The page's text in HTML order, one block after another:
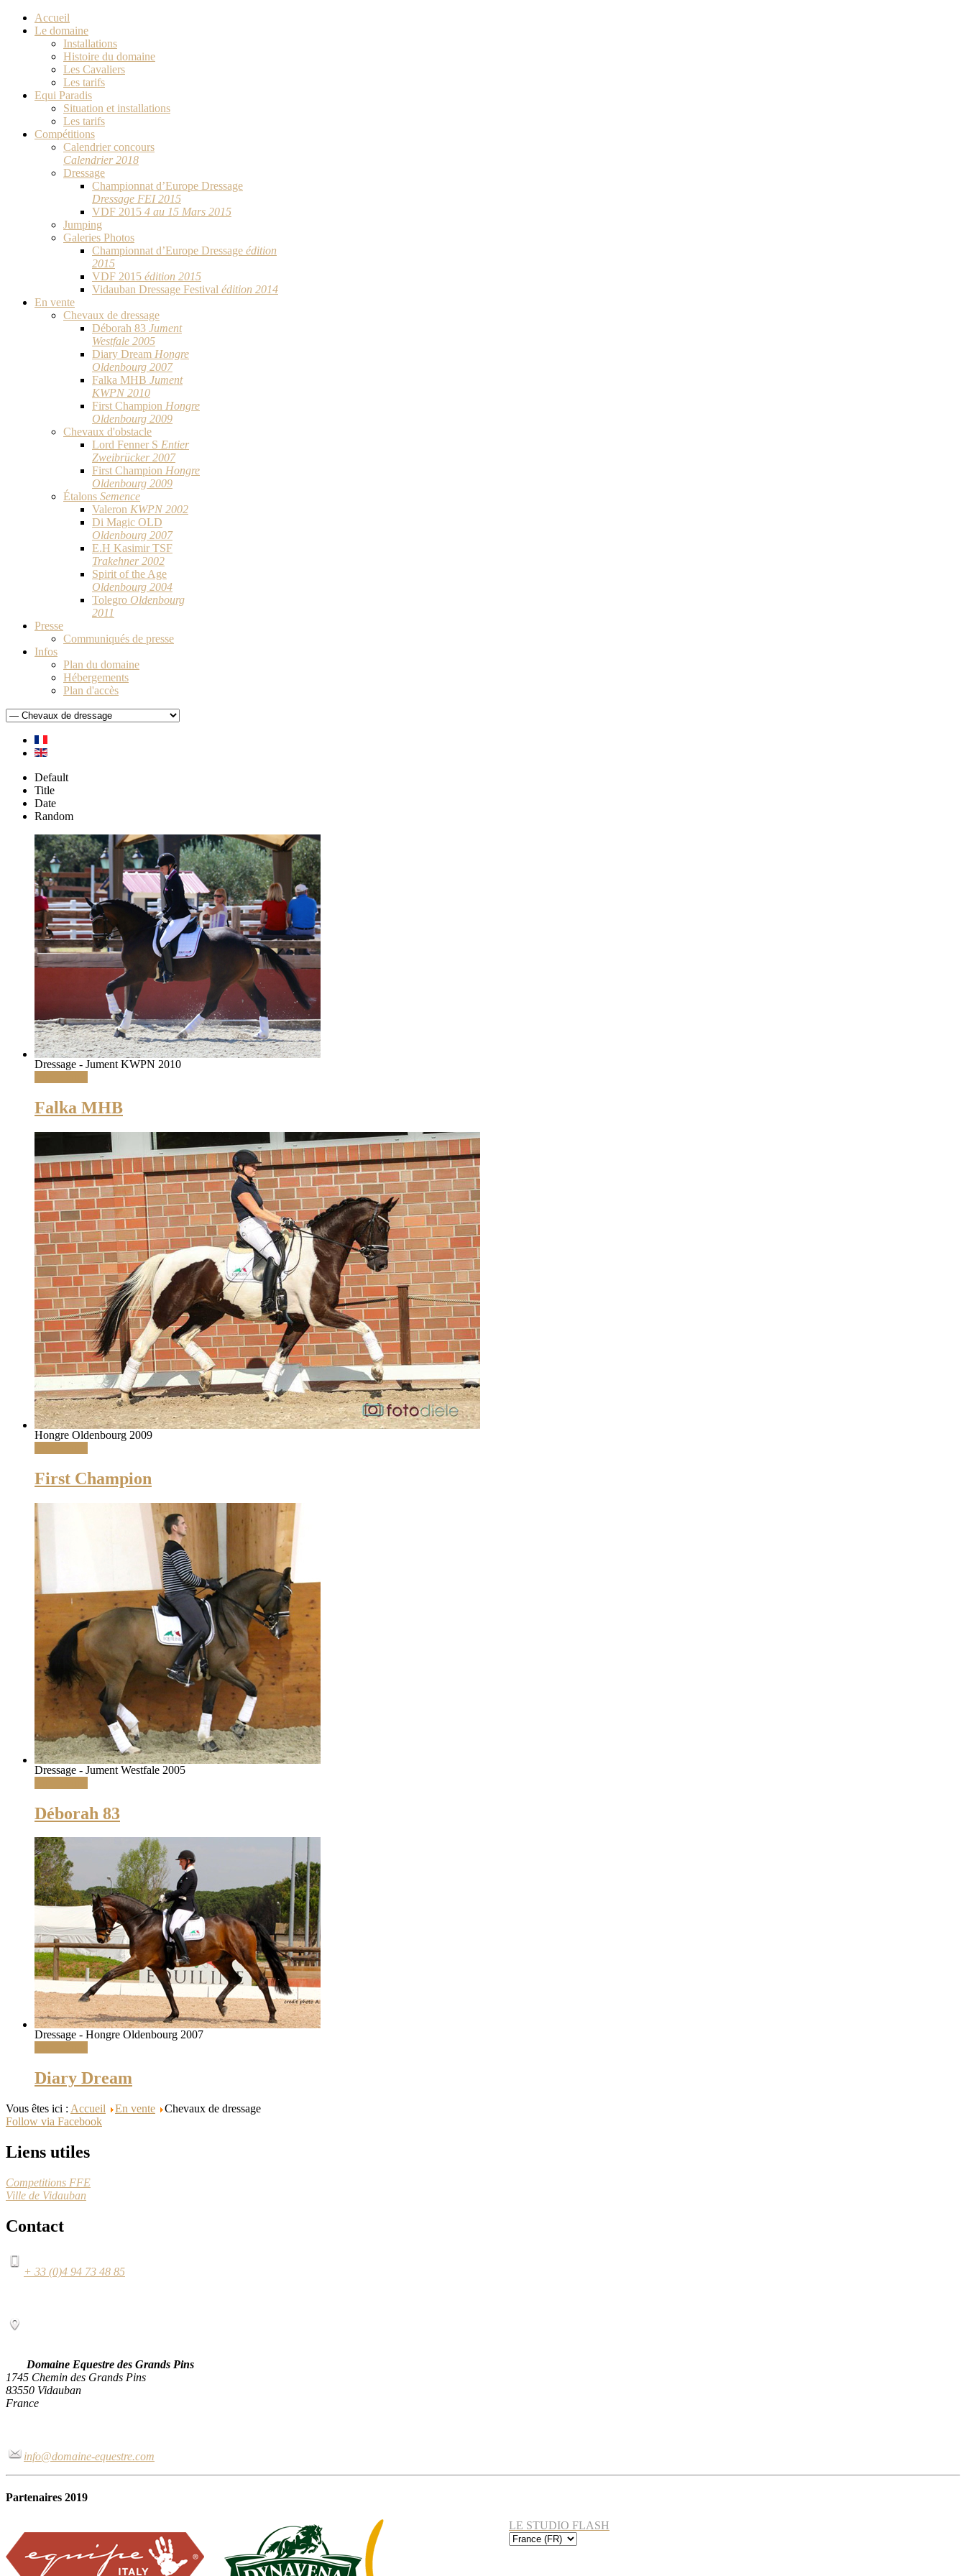
Accueil
Le domaine
Installations
Histoire du domaine
Les Cavaliers
Les tarifs
Equi Paradis
Situation et installations
Les tarifs
Compétitions
Calendrier concours
Calendrier 2018
Dressage
Championnat d’Europe Dressage
Dressage FEI 2015
VDF 2015 4 au 15 Mars 2015
Jumping
Galeries Photos
Championnat d’Europe Dressage édition
2015
VDF 2015 édition 2015
Vidauban Dressage Festival édition 2014
En vente
Chevaux de dressage
Déborah 83 Jument
Westfale 2005
Diary Dream Hongre
Oldenbourg 2007
Falka MHB Jument
KWPN 2010
First Champion Hongre
Oldenbourg 2009
Chevaux d'obstacle
Lord Fenner S Entier
Zweibrücker 2007
First Champion Hongre
Oldenbourg 2009
Étalons Semence
Valeron KWPN 2002
Di Magic OLD
Oldenbourg 2007
E.H Kasimir TSF
Trakehner 2002
Spirit of the Age
Oldenbourg 2004
Tolegro Oldenbourg
2011
Presse
Communiqués de presse
Infos
Plan du domaine
Hébergements
Plan d'accès
Default
Title
Date
Random
Dressage - Jument KWPN 2010
Falka MHB
Hongre Oldenbourg 2009
First Champion
Dressage - Jument Westfale 2005
Déborah 83
Dressage - Hongre Oldenbourg 2007
Diary Dream
Vous êtes ici : Accueil En vente
Chevaux de dressage
Follow via Facebook
Liens utiles
Competitions FFE
Ville de Vidauban
Contact
+ 33 (0)4 94 73 48 85
Domaine Equestre des Grands Pins
1745 Chemin des Grands Pins
83550 Vidauban
France
info@domaine-equestre.com
Partenaires 2019
LE STUDIO FLASH